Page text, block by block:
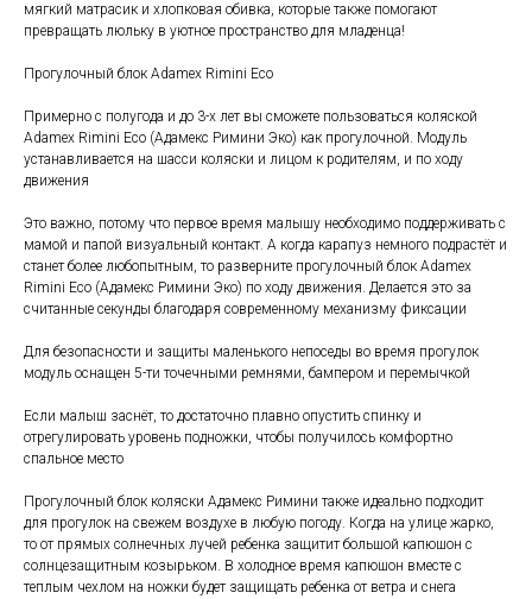
мягкий матрасик и хлопковая обивка, которые также помогают
превращать люльку в уютное пространство для младенца!
Прогулочный блок Adamex Rimini Eco
Примерно с полугода и до 3-х лет вы сможете пользоваться коляской
Adamex Rimini Eco (Адамекс Римини Эко) как прогулочной. Модуль
устанавливается на шасси коляски и лицом к родителям, и по ходу
движения
Это важно, потому что первое время малышу необходимо поддерживать с
мамой и папой визуальный контакт. А когда карапуз немного подрастёт и
станет более любопытным, то разверните прогулочный блок Adamex
Rimini Eco (Адамекс Римини Эко) по ходу движения. Делается это за
считанные секунды благодаря современному механизму фиксации
Для безопасности и защиты маленького непоседы во время прогулок
модуль оснащен 5-ти точечными ремнями, бампером и перемычкой
Если малыш заснёт, то достаточно плавно опустить спинку и
отрегулировать уровень подножки, чтобы получилось комфортно
спальное место
Прогулочный блок коляски Адамекс Римини также идеально подходит
для прогулок на свежем воздухе в любую погоду. Когда на улице жарко,
то от прямых солнечных лучей ребенка защитит большой капюшон с
солнцезащитным козырьком. В холодное время капюшон вместе с
теплым чехлом на ножки будет защищать ребенка от ветра и снега